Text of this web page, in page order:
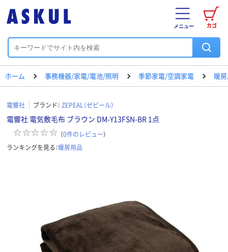
カゴ
メニュー
ホーム 事務機器/家電/電池/照明 季節家電/空調家電 暖
電響社 ブランド： ZEPEAL（ゼピール）
電響社 電気敷毛布 ブラウン DM-Y13FSN-BR 1点
（0件のレビュー）
ランキングを見る：暖房用品